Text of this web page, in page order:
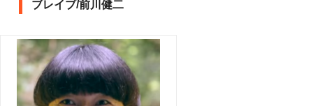
ブレイブ/前川健二